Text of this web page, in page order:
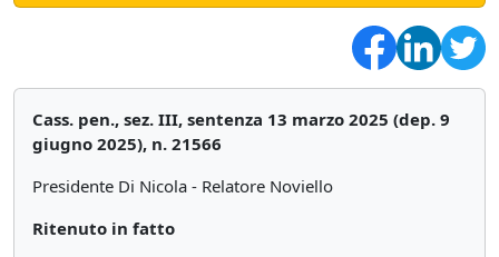
Cass. pen., sez. III, sentenza 13 marzo 2025 (dep. 9
giugno 2025), n. 21566
Presidente Di Nicola - Relatore Noviello
Ritenuto in fatto